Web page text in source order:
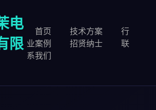
电
限
首页 技术方案
行
业案例
招贤纳士
联
系我们